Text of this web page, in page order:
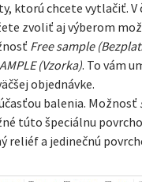
ktorú chcete vytlačiť. V
zvoliť aj výberom
Free sample
(Vzorka). To vám
objednávke.
balenia. Možnosť
túto špeciálnu
reliéf a jedinečnú